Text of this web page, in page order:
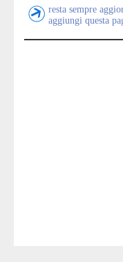
resta sempre
aggiungi questa